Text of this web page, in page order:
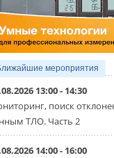
4 АВГУСТА
собрал
мероприятия
13:00 - 14:30
поиск
ТЛО. Часть 2
14:00 - 16:00